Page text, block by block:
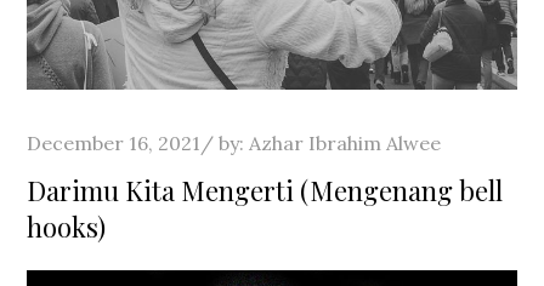
Posted
on
December 16, 2021 by:Azhar Ibrahim Alwee
Darimu Kita Mengerti (Mengenang bell
hooks)